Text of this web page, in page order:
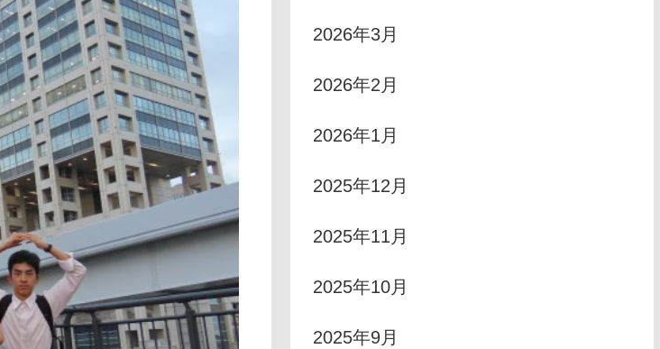
2026年3月
2026年2月
2026年1月
2025年12月
2025年11月
2025年10月
2025年9月